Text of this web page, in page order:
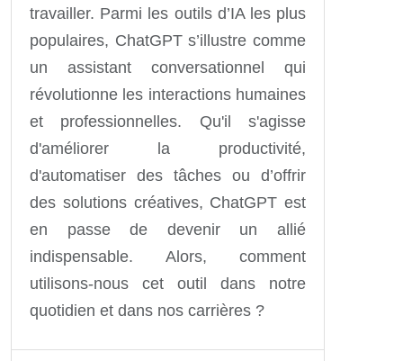
travailler. Parmi les outils d’IA les plus
populaires, ChatGPT s’illustre comme
un assistant conversationnel qui
révolutionne les interactions humaines
et professionnelles. Qu'il s'agisse
d'améliorer la productivité,
d'automatiser des tâches ou d’offrir
des solutions créatives, ChatGPT est
en passe de devenir un allié
indispensable. Alors, comment
utilisons-nous cet outil dans notre
quotidien et dans nos carrières ?